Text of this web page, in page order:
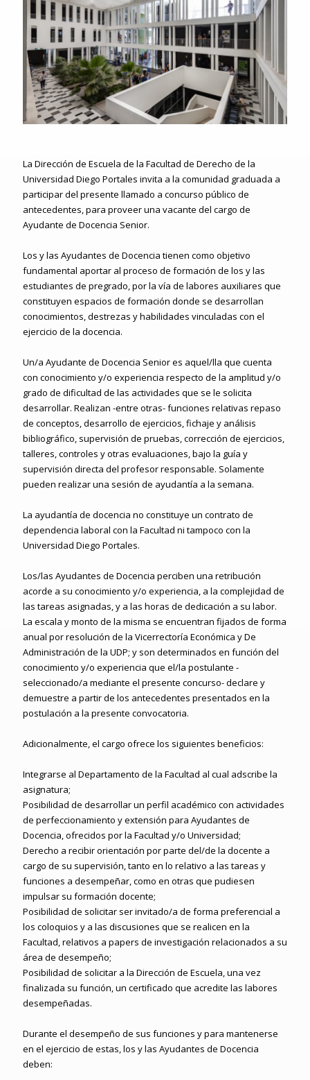
La Dirección de Escuela de la Facultad de Derecho de la
Universidad Diego Portales invita a la comunidad graduada a
participar del presente llamado a concurso público de
antecedentes, para proveer una vacante del cargo de
Ayudante de Docencia Senior.
Los y las Ayudantes de Docencia tienen como objetivo
fundamental aportar al proceso de formación de los y las
estudiantes de pregrado, por la vía de labores auxiliares que
constituyen espacios de formación donde se desarrollan
conocimientos, destrezas y habilidades vinculadas con el
ejercicio de la docencia.
Un/a Ayudante de Docencia Senior es aquel/lla que cuenta
con conocimiento y/o experiencia respecto de la amplitud y/o
grado de dificultad de las actividades que se le solicita
desarrollar. Realizan -entre otras- funciones relativas repaso
de conceptos, desarrollo de ejercicios, fichaje y análisis
bibliográfico, supervisión de pruebas, corrección de ejercicios,
talleres, controles y otras evaluaciones, bajo la guía y
supervisión directa del profesor responsable. Solamente
pueden realizar una sesión de ayudantía a la semana.
La ayudantía de docencia no constituye un contrato de
dependencia laboral con la Facultad ni tampoco con la
Universidad Diego Portales.
Los/las Ayudantes de Docencia perciben una retribución
acorde a su conocimiento y/o experiencia, a la complejidad de
las tareas asignadas, y a las horas de dedicación a su labor.
La escala y monto de la misma se encuentran fijados de forma
anual por resolución de la Vicerrectoría Económica y De
Administración de la UDP; y son determinados en función del
conocimiento y/o experiencia que el/la postulante -
seleccionado/a mediante el presente concurso- declare y
demuestre a partir de los antecedentes presentados en la
postulación a la presente convocatoria.
Adicionalmente, el cargo ofrece los siguientes beneficios:
Integrarse al Departamento de la Facultad al cual adscribe la
asignatura;
Posibilidad de desarrollar un perfil académico con actividades
de perfeccionamiento y extensión para Ayudantes de
Docencia, ofrecidos por la Facultad y/o Universidad;
Derecho a recibir orientación por parte del/de la docente a
cargo de su supervisión, tanto en lo relativo a las tareas y
funciones a desempeñar, como en otras que pudiesen
impulsar su formación docente;
Posibilidad de solicitar ser invitado/a de forma preferencial a
los coloquios y a las discusiones que se realicen en la
Facultad, relativos a papers de investigación relacionados a su
área de desempeño;
Posibilidad de solicitar a la Dirección de Escuela, una vez
finalizada su función, un certificado que acredite las labores
desempeñadas.
Durante el desempeño de sus funciones y para mantenerse
en el ejercicio de estas, los y las Ayudantes de Docencia
deben: